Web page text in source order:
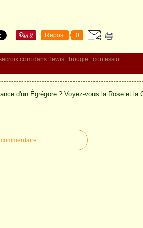
Repost 0
dans lewis bougie
confessio
d'un Égrégore ? Voyez-vous la Rose et la